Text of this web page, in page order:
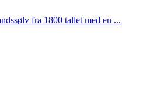
fra 1800 tallet med en ...